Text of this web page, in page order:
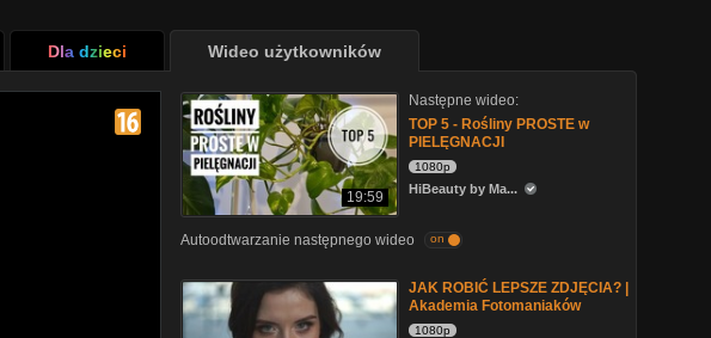
Dla dzieci Wideo użytkowników
19:59
Następne wideo:
TOP 5 - Rośliny PROSTE w
PIELĘGNACJI
1080p
HiBeauty by Ma...
Autoodtwarzanie następnego wideo on
JAK ROBIĆ LEPSZE ZDJĘCIA? |
Akademia Fotomaniaków
1080p